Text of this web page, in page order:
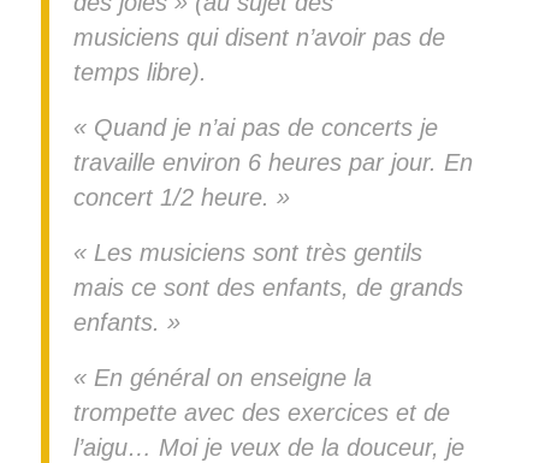
musiciens qui disent n’avoir pas de
temps libre).
« Quand je n’ai pas de concerts je
travaille environ 6 heures par jour. En
concert 1/2 heure. »
« Les musiciens sont très gentils
mais ce sont des enfants, de grands
enfants. »
« En général on enseigne la
trompette avec des exercices et de
l’aigu… Moi je veux de la douceur, je